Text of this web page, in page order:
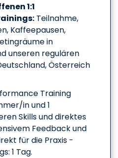
1:1
Teilnahme,
Kaffeepausen,
in
unseren regulären
Österreich
Training
in und 1
Skills und direktes
Feedback und
für die Praxis -
1 Tag.